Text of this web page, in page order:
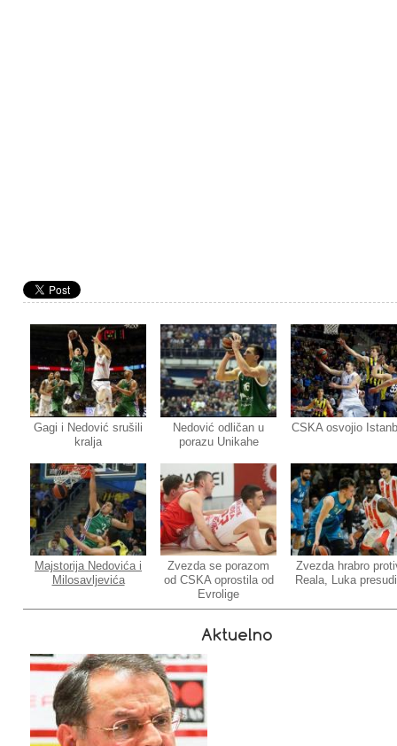
Gagi i Nedović srušili
kralja
Nedović odličan u
porazu Unikahe
CSKA osvojio
Majstorija Nedovića i
Milosavljevića
Zvezda se porazom
od CSKA oprostila od
Evrolige
Zvezda hrabro
Reala, Luka
Aktuelno